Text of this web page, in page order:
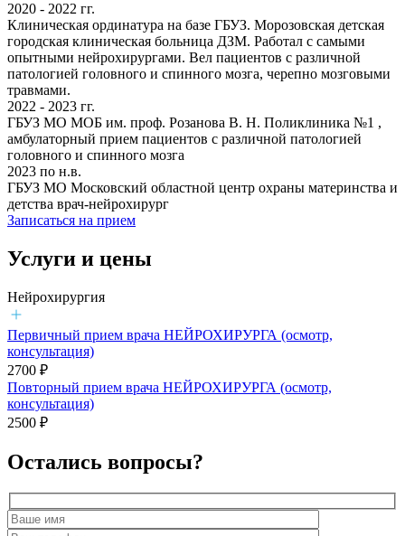
2020 - 2022 гг.
Клиническая ординатура на базе ГБУЗ. Морозовская детская
городская клиническая больница ДЗМ. Работал с самыми
опытными нейрохирургами. Вел пациентов с различной
патологией головного и спинного мозга, черепно мозговыми
травмами.
2022 - 2023 гг.
ГБУЗ МО МОБ им. проф. Розанова В. Н. Поликлиника №1 ,
амбулаторный прием пациентов с различной патологией
головного и спинного мозга
2023 по н.в.
ГБУЗ МО Московский областной центр охраны материнства и
детства врач-нейрохирург
Записаться на прием
Услуги и цены
Нейрохирургия
Первичный прием врача НЕЙРОХИРУРГА (осмотр,
консультация)
2700 ₽
Повторный прием врача НЕЙРОХИРУРГА (осмотр,
консультация)
2500 ₽
Остались вопросы?